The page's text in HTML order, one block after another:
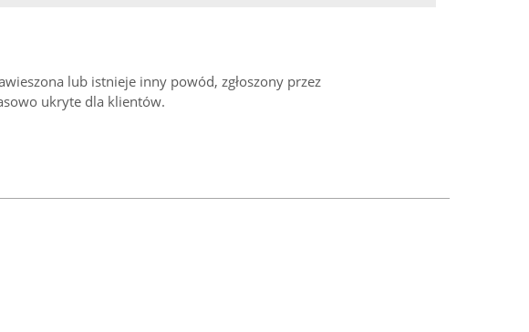
lub istnieje inny powód, zgłoszony przez
ukryte dla klientów.